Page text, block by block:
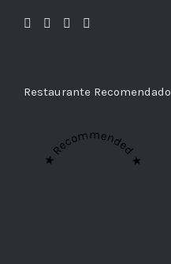
Restaurante Recomendado
★ Recommended ★